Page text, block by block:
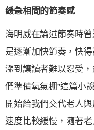
緩急相間的節奏感
海明威在論述節奏時曾
是逐漸加快節奏，快
漲到讓讀者難以忍受
們準備氧氣棚”這篇小
開始給我們交代老人
速度比較緩慢，隨著